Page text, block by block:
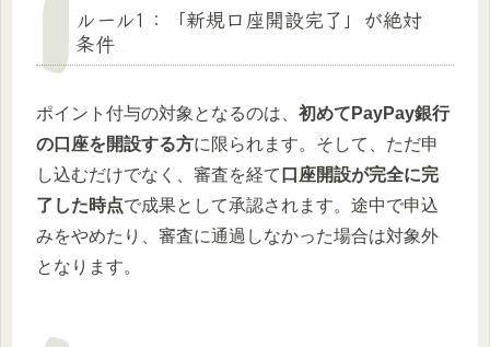
ルール1：「新規口座開設完了」が絶対
条件
ポイント付与の対象となるのは、 初めてPayPay銀行
の口座を開設する方に限られます。そして、ただ申
し込むだけでなく、審査を経て 口座開設が完全に完
了した時点で成果として承認されます。途中で申込
みをやめたり、審査に通過しなかった場合は対象外
となります。